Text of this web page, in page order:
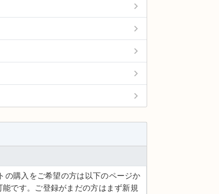
keyboard_arrow_right
keyboard_arrow_right
keyboard_arrow_right
keyboard_arrow_right
keyboard_arrow_right
の購入をご希望の方は以下のページか
能です。ご登録がまだの方はまず新規